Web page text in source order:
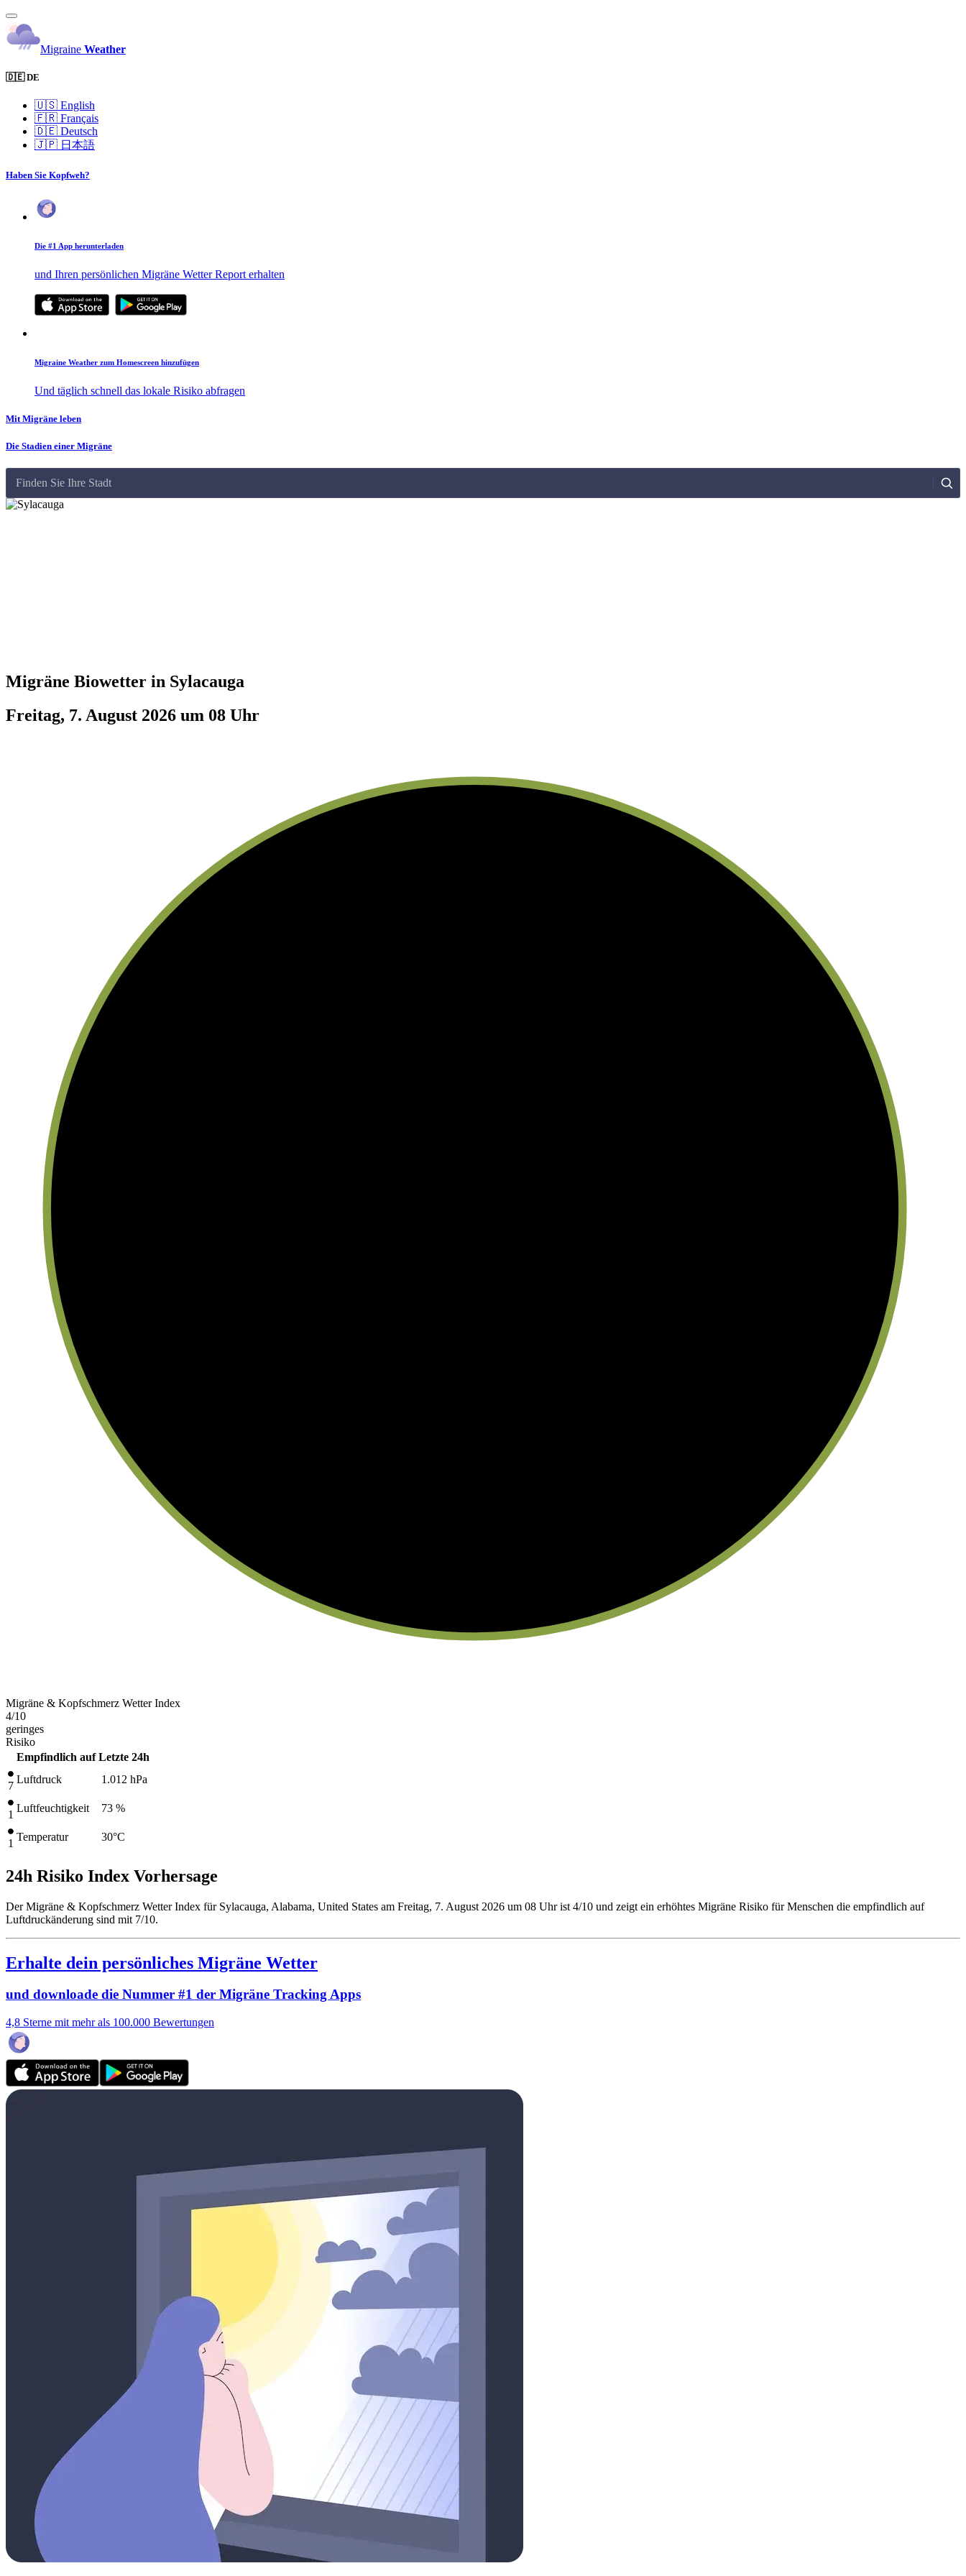
Migraine Weather
🇩🇪 DE
🇺🇸 English
🇫🇷 Français
🇩🇪 Deutsch
🇯🇵 日本語
Haben Sie Kopfweh?
Die #1 App herunterladen
und Ihren persönlichen Migräne Wetter Report erhalten
Migraine Weather zum Homescreen hinzufügen
Und täglich schnell das lokale Risiko abfragen
Mit Migräne leben
Die Stadien einer Migräne
Finden Sie Ihre Stadt
Migräne Biowetter in Sylacauga
Freitag, 7. August 2026 um 08 Uhr
Migräne & Kopfschmerz Wetter Index
4/10
geringes
Risiko
Empfindlich auf Letzte 24h
7
Luftdruck 1.012 hPa
1
Luftfeuchtigkeit 73 %
1
Temperatur 30°C
24h Risiko Index Vorhersage
Der Migräne & Kopfschmerz Wetter Index für Sylacauga, Alabama, United States am Freitag, 7. August 2026 um 08 Uhr ist 4/10 und zeigt ein erhöhtes Migräne Risiko für Menschen die empfindlich auf
Luftdruckänderung sind mit 7/10.
Erhalte dein persönliches Migräne Wetter
und downloade die Nummer #1 der Migräne Tracking Apps
4,8 Sterne mit mehr als 100.000 Bewertungen